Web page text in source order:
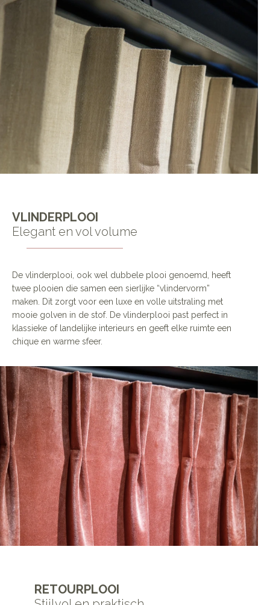
VLINDERPLOOI
Elegant en vol volume
De vlinderplooi, ook wel dubbele plooi genoemd, heeft
twee plooien die samen een sierlijke “vlindervorm”
maken. Dit zorgt voor een luxe en volle uitstraling met
mooie golven in de stof. De vlinderplooi past perfect in
klassieke of landelijke interieurs en geeft elke ruimte een
chique en warme sfeer.
RETOURPLOOI